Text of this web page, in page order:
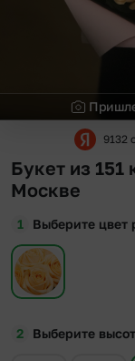
9132
Букет из
Москве
Выберите цвет
Выберите